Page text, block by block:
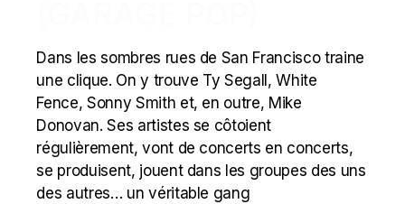
Dans les sombres rues de San Francisco traine
une clique. On y trouve Ty Segall, White
Fence, Sonny Smith et, en outre, Mike
Donovan. Ses artistes se côtoient
régulièrement, vont de concerts en concerts,
se produisent, jouent dans les groupes des uns
des autres… un véritable gang